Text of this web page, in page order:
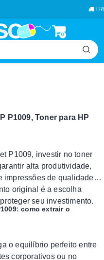
FRETE
0
P1009, Toner para HP
P1009, investir no toner
alta produtividade,
impressões de qualidade
original é a escolha
seu investimento.
como extrair o
o equilíbrio perfeito entre
corporativos ou no